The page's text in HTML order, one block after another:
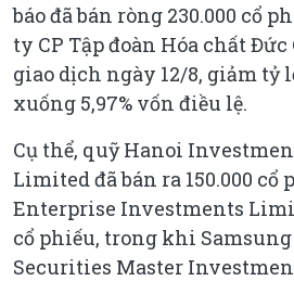
báo đã bán ròng 230.000 cổ
ty CP Tập đoàn Hóa chất
giao dịch ngày 12/8, giảm tỷ
xuống 5,97% vốn điều lệ.
Cụ thể, quỹ Hanoi
Limited đã bán ra 150.000
Enterprise Investments
cổ phiếu, trong khi
Securities Master